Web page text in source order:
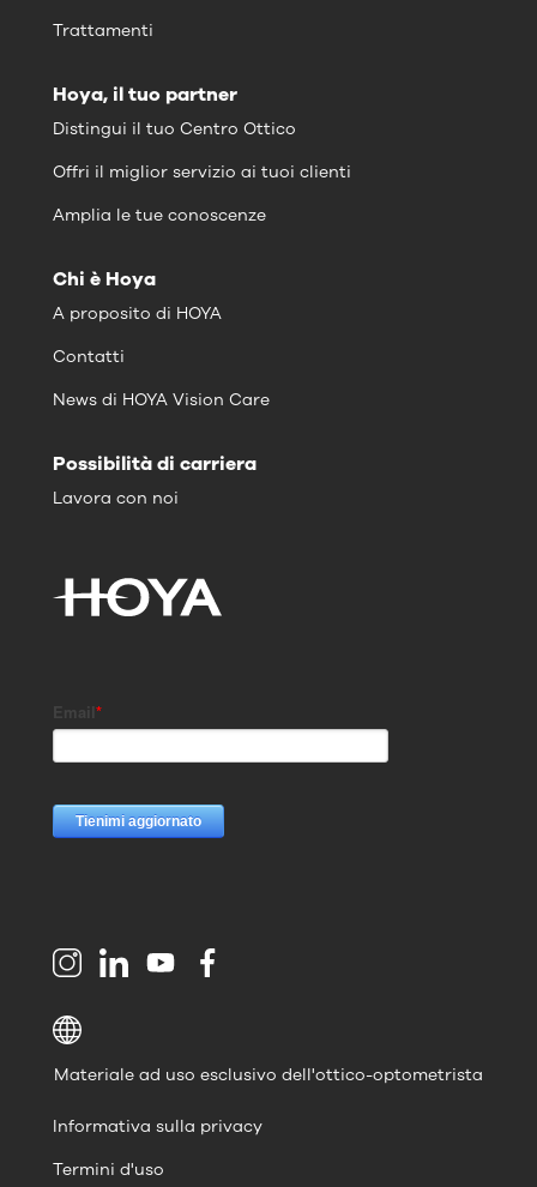
Trattamenti
Hoya, il tuo partner
Distingui il tuo Centro Ottico
Offri il miglior servizio ai tuoi clienti
Amplia le tue conoscenze
Chi è Hoya
A proposito di HOYA
Contatti
News di HOYA Vision Care
Possibilità di carriera
Lavora con noi
Materiale ad uso esclusivo dell'ottico-optometrista
Informativa sulla privacy
Termini d'uso